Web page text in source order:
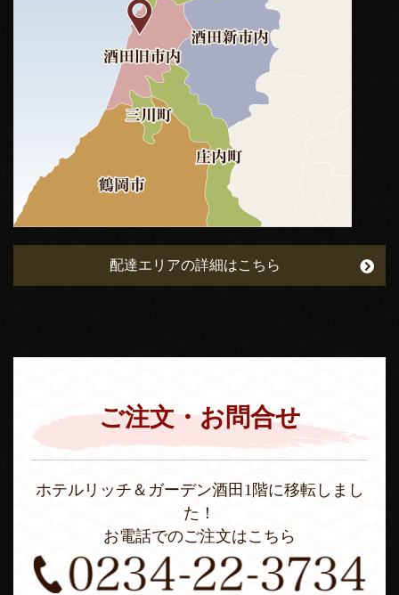
配達エリアの詳細はこちら
ご注文・お問合せ
ホテルリッチ＆ガーデン酒田1階に移転しまし
た！
お電話でのご注文はこちら